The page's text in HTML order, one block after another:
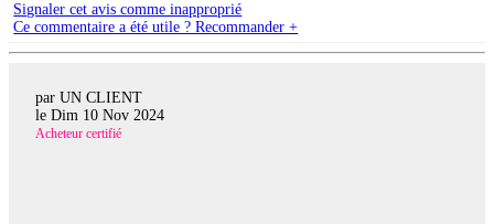
Signaler cet avis comme inapproprié
Ce commentaire a été utile ? Recommander +
par UN CLIENT
le Dim 10 Nov 2024
Acheteur certifié